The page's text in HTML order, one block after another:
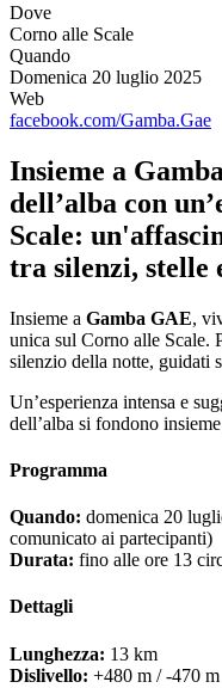
Dove
Corno alle Scale
Quando
Domenica 20 luglio 2025
Web
facebook.com/Gamba.Gae
Insieme a
dell’alba con
Scale:
tra silenzi, stelle
Insieme a Gamba GAE,
unica sul Corno alle Scale.
silenzio della notte, guidati
Un’esperienza intensa e
dell’alba si fondono
Programma
Quando: domenica 20
comunicato ai partecipanti)
Durata: fino alle ore 13
Dettagli
Lunghezza: 13 km
Dislivello: +480 m / -470 m